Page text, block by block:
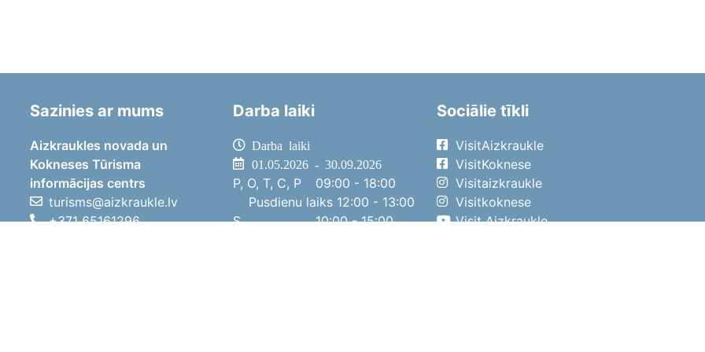
Sazinies ar mums
Aizkraukles novada un
Kokneses Tūrisma
informācijas centrs
turisms@aizkraukle.lv
+371 65161296
Darba laiki
Darba laiki
01.05.2026 - 30.09.2026
P, O, T, C, P
09:00 - 18:00
Pusdienu laiks 12:00 - 13:00
S
10:00 - 15:00
Sociālie tīkli
VisitAizkraukle
VisitKoknese
Visitaizkraukle
Visitkoknese
Visit Aizkraukle